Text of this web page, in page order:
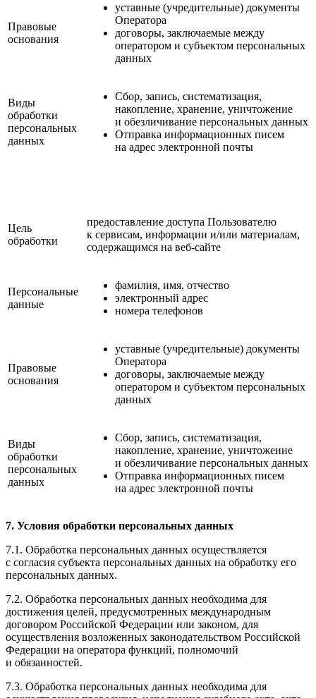
Правовые
основания
уставные (учредительные) документы
Оператора
договоры, заключаемые между
оператором и субъектом персональных
данных
Виды
обработки
персональных
данных
Сбор, запись, систематизация,
накопление, хранение, уничтожение
и обезличивание персональных данных
Отправка информационных писем
на адрес электронной почты
Цель
обработки
предоставление доступа Пользователю
к сервисам, информации и/или материалам,
содержащимся на веб-сайте
Персональные
данные
фамилия, имя, отчество
электронный адрес
номера телефонов
Правовые
основания
уставные (учредительные) документы
Оператора
договоры, заключаемые между
оператором и субъектом персональных
данных
Виды
обработки
персональных
данных
Сбор, запись, систематизация,
накопление, хранение, уничтожение
и обезличивание персональных данных
Отправка информационных писем
на адрес электронной почты
7. Условия обработки персональных данных
7.1. Обработка персональных данных осуществляется
с согласия субъекта персональных данных на обработку его
персональных данных.
7.2. Обработка персональных данных необходима для
достижения целей, предусмотренных международным
договором Российской Федерации или законом, для
осуществления возложенных законодательством Российской
Федерации на оператора функций, полномочий
и обязанностей.
7.3. Обработка персональных данных необходима для